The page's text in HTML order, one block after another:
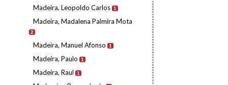
Madeira, Leopoldo Carlos 1
Madeira, Madalena Palmira Mota
2
Madeira, Manuel Afonso 1
Madeira, Paulo 1
Madeira, Raul 1